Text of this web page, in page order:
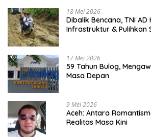
18 Mei 2026
Dibalik Bencana, TNI AD
Infrastruktur & Pulihkan
17 Mei 2026
59 Tahun Bulog,
Masa Depan
9 Mei 2026
Aceh: Antara
Realitas Masa Kini